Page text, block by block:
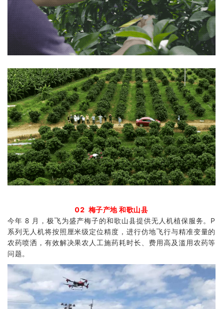
02 梅子产地 和歌山县
今年 8 月，极飞为盛产梅子的和歌山县提供无人机植保服务。P
系列无人机将按照厘米级定位精度，进行仿地飞行与精准变量的
农药喷洒，有效解决果农人工施药耗时长、费用高及滥用农药等
问题。